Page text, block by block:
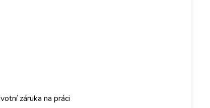
záruka na práci